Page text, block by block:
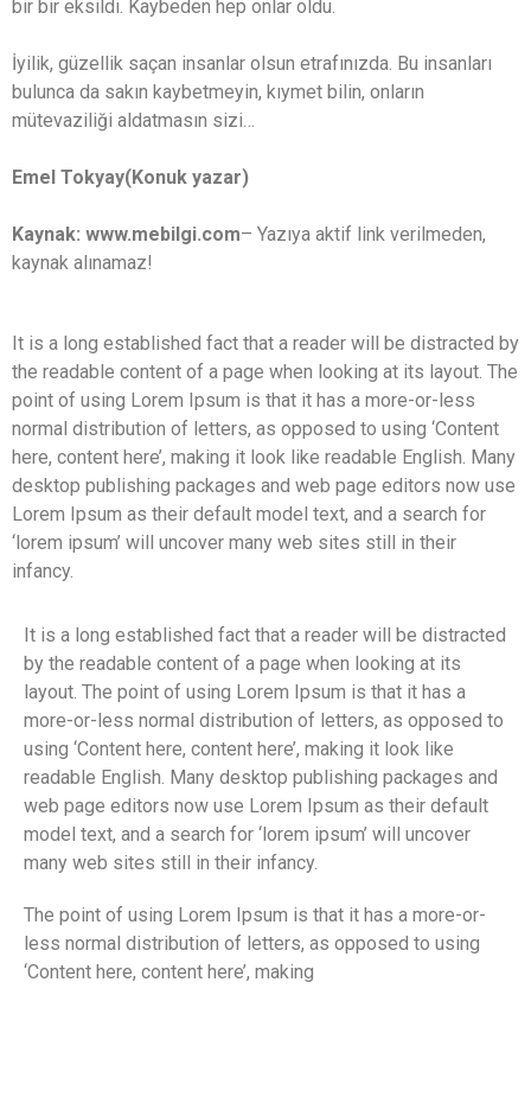
bir bir eksildi. Kaybeden hep onlar oldu.
İyilik, güzellik saçan insanlar olsun etrafınızda. Bu insanları
bulunca da sakın kaybetmeyin, kıymet bilin, onların
mütevaziliği aldatmasın sizi…
Emel Tokyay(Konuk yazar)
Kaynak: www.mebilgi.com– Yazıya aktif link verilmeden,
kaynak alınamaz!
It is a long established fact that a reader will be distracted by
the readable content of a page when looking at its layout. The
point of using Lorem Ipsum is that it has a more-or-less
normal distribution of letters, as opposed to using ‘Content
here, content here’, making it look like readable English. Many
desktop publishing packages and web page editors now use
Lorem Ipsum as their default model text, and a search for
‘lorem ipsum’ will uncover many web sites still in their
infancy.
It is a long established fact that a reader will be distracted
by the readable content of a page when looking at its
layout. The point of using Lorem Ipsum is that it has a
more-or-less normal distribution of letters, as opposed to
using ‘Content here, content here’, making it look like
readable English. Many desktop publishing packages and
web page editors now use Lorem Ipsum as their default
model text, and a search for ‘lorem ipsum’ will uncover
many web sites still in their infancy.
The point of using Lorem Ipsum is that it has a more-or-
less normal distribution of letters, as opposed to using
‘Content here, content here’, making